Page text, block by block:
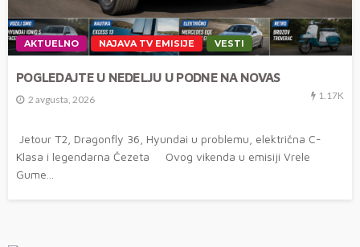
AKTUELNO NAJAVA TV EMISIJE VESTI
POGLEDAJTE U NEDELJU U PODNE NA NOVAS
2 avgusta, 2026 1.17K
Jetour T2, Dragonfly 36, Hyundai u problemu, električna C-
Klasa i legendarna Čezeta Ovog vikenda u emisiji Vrele
Gume...